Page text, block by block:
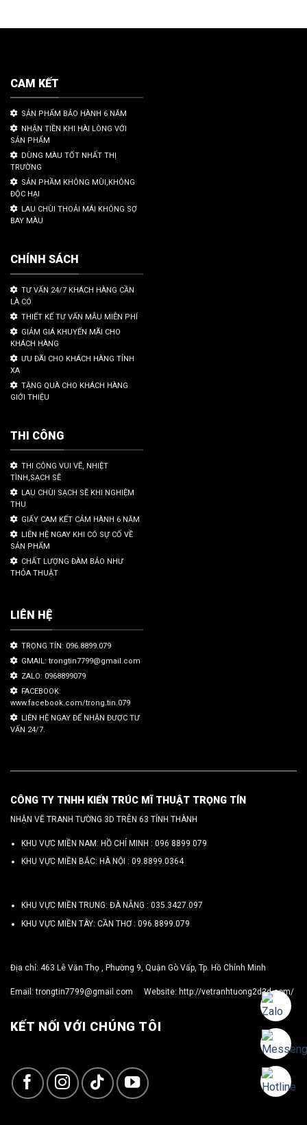
CAM KẾT
SẢN PHẨM BẢO HÀNH 6 NĂM
NHẬN TIỀN KHI HÀI LÒNG VỚI
SẢN PHẨM
DÙNG MÀU TỐT NHẤT THỊ
TRƯỜNG
SẢN PHẦM KHÔNG MÙI,KHÔNG
ĐỘC HẠI
LAU CHÙI THOẢI MÁI KHÔNG SỢ
BAY MÀU
CHÍNH SÁCH
TƯ VẤN 24/7 KHÁCH HÀNG CẦN
LÀ CÓ
THIẾT KẾ TƯ VẤN MẪU MIỄN PHÍ
GIẢM GIÁ KHUYẾN MÃI CHO
KHÁCH HÀNG
ƯU ĐÃI CHO KHÁCH HÀNG TỈNH
XA
TẶNG QUÀ CHO KHÁCH HÀNG
GIỚI THIỆU
THI CÔNG
THI CÔNG VUI VẼ, NHIỆT
TÌNH,SẠCH SẼ
LAU CHÙI SẠCH SẼ KHI NGHIỆM
THU
GIẤY CAM KẾT CẢM HÀNH 6 NĂM
LIÊN HỆ NGAY KHI CÓ SỰ CỐ VỀ
SẢN PHẨM
CHẤT LƯỢNG ĐÀM BẢO NHƯ
THỎA THUẬT
LIÊN HỆ
TRỌNG TÍN: 096.8899.079
GMAIL: trongtin7799@gmail.com
ZALO: 0968899079
FACEBOOK:
www.facebook.com/trong.tin.079
LIÊN HỆ NGAY ĐỂ NHẬN ĐƯỢC TƯ
VẤN 24/7.
CÔNG TY TNHH KIẾN TRÚC MĨ THUẬT TRỌNG TÍN
NHẬN VẼ TRANH TƯỜNG 3D TRÊN 63 TỈNH THÀNH
KHU VỰC MIỀN NAM: HỒ CHÍ MINH : 096 8899 079
KHU VỰC MIỀN BẮC: HÀ NỘI : 09.8899.0364
KHU VỰC MIỀN TRUNG: ĐÀ NẴNG : 035.3427.097
KHU VỰC MIỀN TÂY: CẦN THƠ : 096.8899.079
Địa chỉ: 463 Lê Văn Thọ , Phường 9, Quận Gò Vấp, Tp. Hồ Chính Minh
Email:trongtin7799@gmail.com Website: http://vetranhtuong2d3d.com/
KẾT NỐI VỚI CHÚNG TÔI